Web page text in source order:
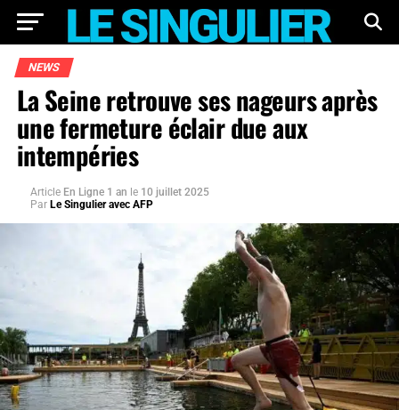
NEWS
La Seine retrouve ses nageurs après
une fermeture éclair due aux
intempéries
Article En Ligne 1 an le 10 juillet 2025
Par Le Singulier avec AFP